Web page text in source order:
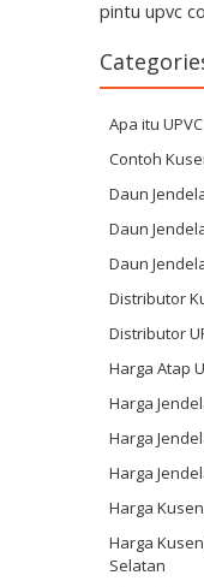
pintu upvc
Apa itu UPVC
Contoh
Daun
Daun
Daun
Distributor
Distributor
Harga Atap
Harga
Harga
Harga
Harga
Harga
Selatan